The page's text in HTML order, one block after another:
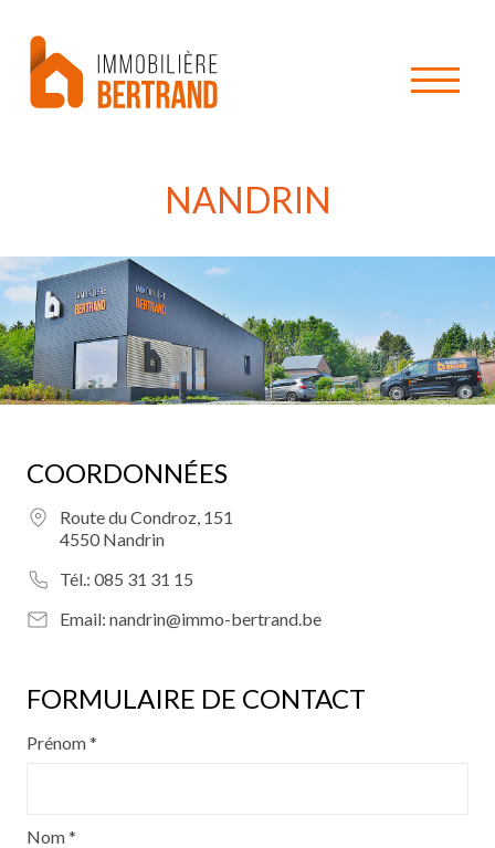
NANDRIN
COORDONNÉES
Route du Condroz, 151
4550 Nandrin
Tél.: 085 31 31 15
Email: nandrin@immo-bertrand.be
FORMULAIRE DE CONTACT
Prénom *
Nom *